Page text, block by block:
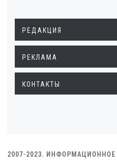
РЕДАКЦИЯ
РЕКЛАМА
КОНТАКТЫ
2007-2023.